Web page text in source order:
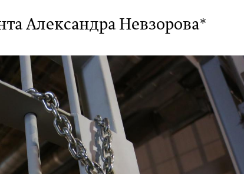
Александра Невзорова*